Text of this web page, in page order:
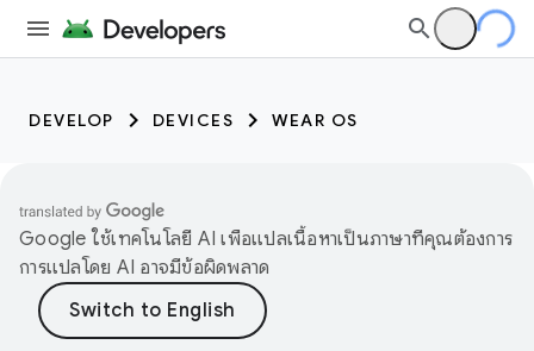
DEVELOP DEVICES WEAR OS
Google ใช้เทคโนโลยี AI เพื่อแปลเนื้อหาเป็นภาษาที่คุณต้องการ
การแปลโดย AI อาจมีข้อผิดพลาด